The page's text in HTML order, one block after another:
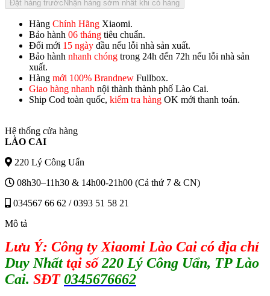
Đặt hàng trước Nhận hàng sớm nhất khi có hàng
Hàng Chính Hãng Xiaomi.
Bảo hành 06 tháng tiêu chuẩn.
Đổi mới 15 ngày đầu nếu lỗi nhà sản xuất.
Bảo hành nhanh chóng trong 24h đến 72h nếu lỗi nhà sản
xuất.
Hàng mới 100% Brandnew Fullbox.
Giao hàng nhanh nội thành thành phố Lào Cai.
Ship Cod toàn quốc, kiểm tra hàng OK mới thanh toán.
Hệ thống cửa hàng
LÀO CAI
220 Lý Công Uẩn
08h30–11h30 & 14h00-21h00 (Cả thứ 7 & CN)
034567 66 62 / 0393 51 58 21
Mô tả
Lưu Ý: Công ty Xiaomi Lào Cai có địa chỉ
Duy Nhấttại số220 Lý Công Uẩn, TP Lào
Cai. SĐT0345676662